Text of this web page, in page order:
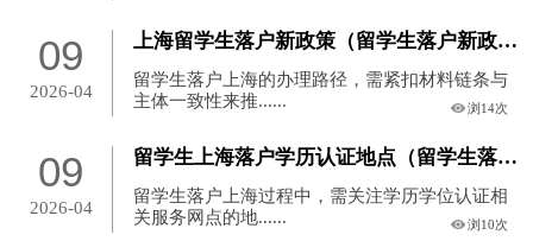
09
2026-04
上海留学生落户新政策（留学生落户新政出台）
留学生落户上海的办理路径，需紧扣材料链条与
主体一致性来推......
浏14次
09
2026-04
留学生上海落户学历认证地点（留学生落户学历认证地点）
留学生落户上海过程中，需关注学历学位认证相
关服务网点的地......
浏10次